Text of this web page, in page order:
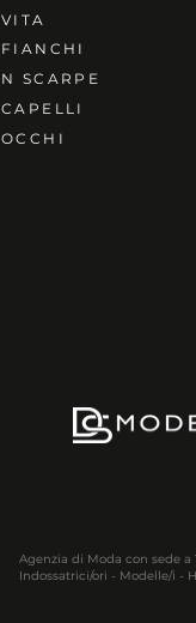
VITA
FIANCHI
N SCARPE
CAPELLI
OCCHI
Agenzia di Moda con sede a
Indossatrici/ori - Modelle/i -